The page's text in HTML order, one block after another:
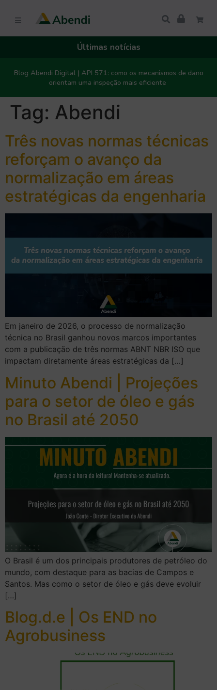
Últimas notícias
Blog Abendi Digital | API 571: como os mecanismos de dano
orientam uma inspeção mais eficiente
Tag: Abendi
Três novas normas técnicas
reforçam o avanço da
normalização em áreas
estratégicas da engenharia
Em janeiro de 2026, o processo de normalização
técnica no Brasil ganhou novos marcos importantes
com a publicação de três normas ABNT NBR ISO que
impactam diretamente áreas estratégicas da […]
Minuto Abendi | Projeções
para o setor de óleo e gás
no Brasil até 2050
O Brasil é um dos principais produtores de petróleo do
mundo, com destaque para as bacias de Campos e
Santos. Mas como o setor de óleo e gás deve evoluir
[…]
Blog.d.e | Os END no
Agrobusiness